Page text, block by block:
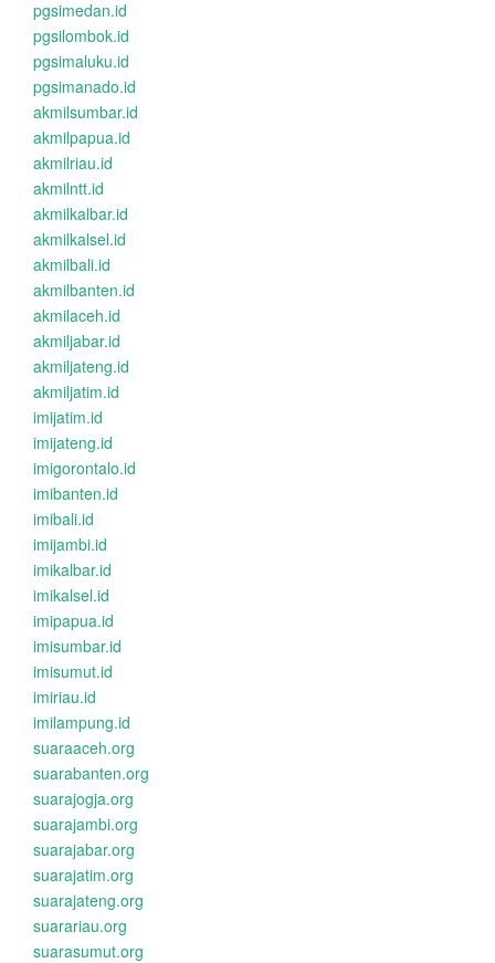
pgsimedan.id
pgsilombok.id
pgsimaluku.id
pgsimanado.id
akmilsumbar.id
akmilpapua.id
akmilriau.id
akmilntt.id
akmilkalbar.id
akmilkalsel.id
akmilbali.id
akmilbanten.id
akmilaceh.id
akmiljabar.id
akmiljateng.id
akmiljatim.id
imijatim.id
imijateng.id
imigorontalo.id
imibanten.id
imibali.id
imijambi.id
imikalbar.id
imikalsel.id
imipapua.id
imisumbar.id
imisumut.id
imiriau.id
imilampung.id
suaraaceh.org
suarabanten.org
suarajogja.org
suarajambi.org
suarajabar.org
suarajatim.org
suarajateng.org
suarariau.org
suarasumut.org